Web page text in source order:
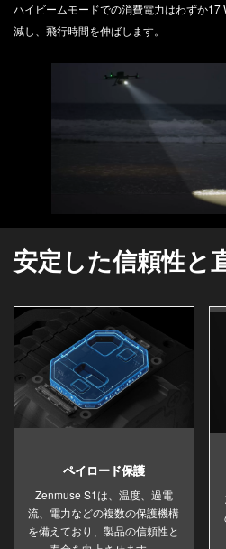
ハイビームモードでの消費電力はわずか
減し、飛行時間を伸ばします。
安定した信頼性と
ペイロード保護
Zenmuse S1は、温度、過電
流、電力などの複数の保護機構
を備えており、製品の信頼性と